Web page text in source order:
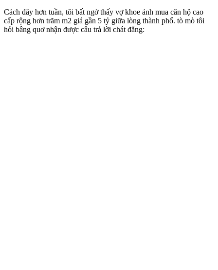
Cách đây hơn tuần, tôi bất ngờ thấy vợ khoe ảnh mua căn hộ cao
cấp rộng hơn trăm m2 giá gần 5 tỷ giữa lòng thành phố. tò mò tôi
hỏi bâng quơ nhận được câu trả lời chát đắng: